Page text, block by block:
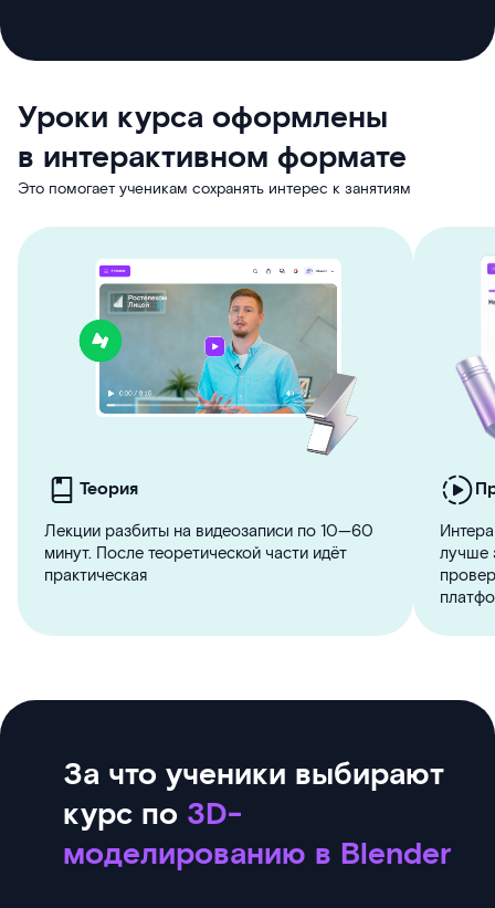
Уроки курса оформлены
в интерактивном формате
Это помогает ученикам сохранять интерес к занятиям
Теория
Лекции разбиты на видеозаписи по 10—60
минут. После теоретической части идёт
практическая
лучше
За что ученики выбирают
курс по 3D-
моделированию в Blender